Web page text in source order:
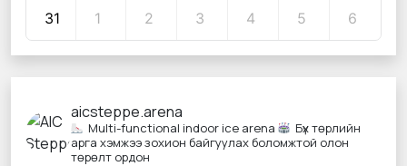
31 1 2 3 4 5 6
aicsteppe.arena
Multi-functional indoor ice arena
Бүх төрлийн
арга хэмжээ зохион байгуулах боломжтой олон
төрөлт ордон